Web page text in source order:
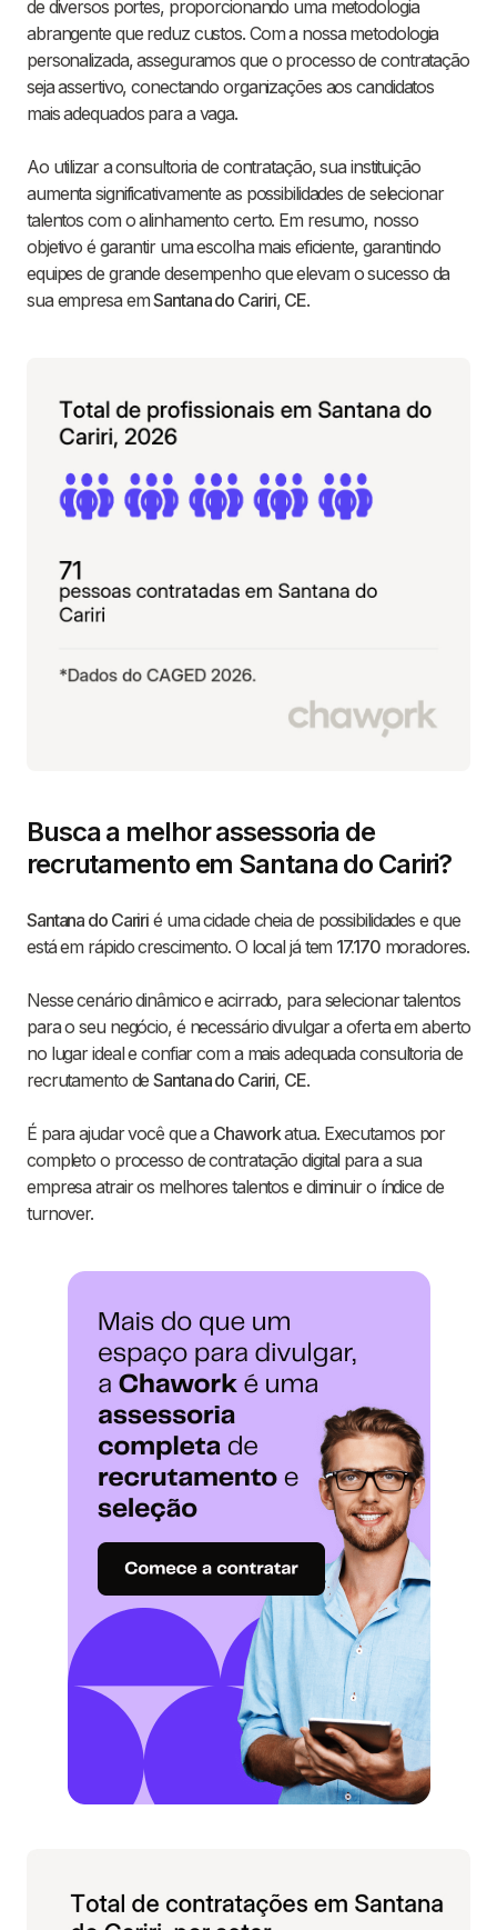
de diversos portes, proporcionando uma metodologia
abrangente que reduz custos. Com a nossa metodologia
personalizada, asseguramos que o processo de contratação
seja assertivo, conectando organizações aos candidatos
mais adequados para a vaga.
Ao utilizar a consultoria de contratação, sua instituição
aumenta significativamente as possibilidades de selecionar
talentos com o alinhamento certo. Em resumo, nosso
objetivo é garantir uma escolha mais eficiente, garantindo
equipes de grande desempenho que elevam o sucesso da
sua empresa emSantana do Cariri, CE.
Busca a melhor assessoria de
recrutamento em Santana do Cariri?
Santana do Cariri é uma cidade cheia de possibilidades e que
está em rápido crescimento. O local já tem 17.170moradores.
Nesse cenário dinâmico e acirrado, para selecionar talentos
para o seu negócio, é necessário divulgar a oferta em aberto
no lugar ideal e confiar com a mais adequada consultoria de
recrutamento deSantana do Cariri, CE.
É para ajudar você que a Chaworkatua. Executamos por
completo o processo de contratação digital para a sua
empresa atrair os melhores talentos e diminuir o índice de
turnover.